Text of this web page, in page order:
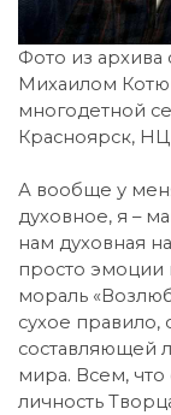
Фото из
Михаилом
многодетной
Красноярск, НЦ
А вообще у
духовное, я –
нам духовная
просто эмоции
мораль
сухое правило,
составляющей
мира. Всем, что
личность